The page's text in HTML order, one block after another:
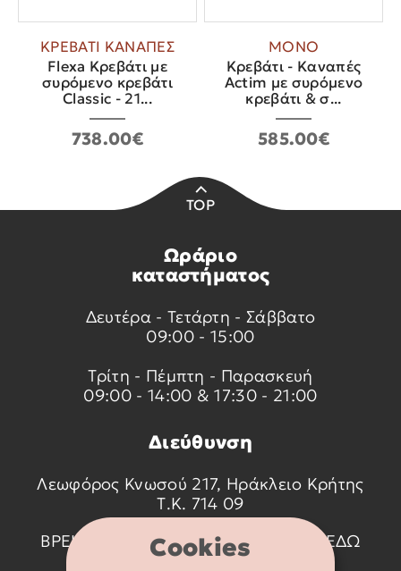
Cookies
ΚΡΕΒΑΤΙ ΚΑΝΑΠΕΣ
Flexa Κρεβάτι με
συρόμενο κρεβάτι
Classic - 21...
738.00€
ΜΟΝΟ
Κρεβάτι - Καναπές
Actim με συρόμενο
κρεβάτι & σ...
585.00€
TOP
Ωράριο
καταστήματος
Δευτέρα - Τετάρτη - Σάββατο
09:00 - 15:00
Τρίτη - Πέμπτη - Παρασκευή
09:00 - 14:00 & 17:30 - 21:00
Διεύθυνση
Λεωφόρος Κνωσού 217, Ηράκλειο Κρήτης
Τ.Κ. 714 09
ΒΡΕΙΤΕ ΜΑΣ ΣΤΟ ΧΑΡΤΗ ΠΑΤΩΝΤΑΣ
ΕΔΩ